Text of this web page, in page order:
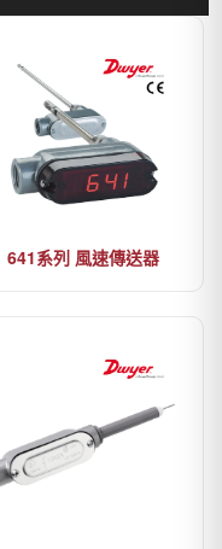
641系列 風速傳送器